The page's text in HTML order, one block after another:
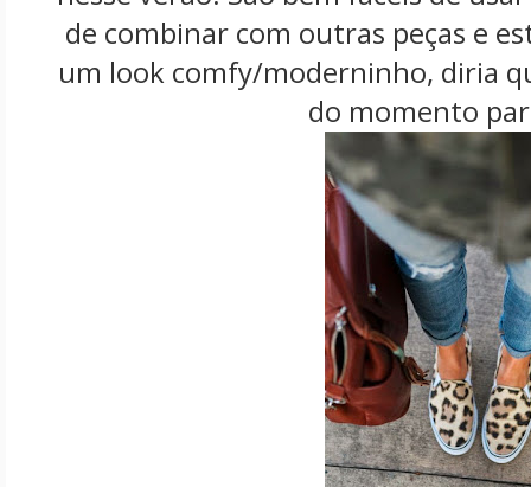
de combinar com outras peças e
um look comfy/moderninho, diria
do momento